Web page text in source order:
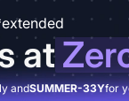
at
andSUMMER-33Yfor